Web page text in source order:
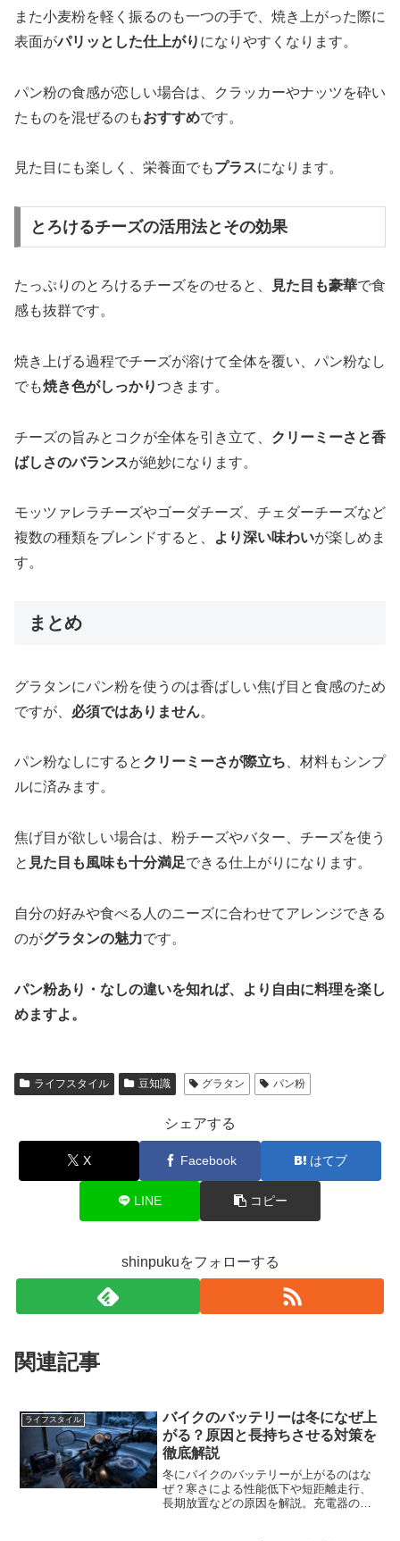
また小麦粉を軽く振るのも一つの手で、焼き上がった際に
表面がパリッとした仕上がり になりやすくなります。
パン粉の食感が恋しい場合は、クラッカーやナッツを砕い
たものを混ぜるのもおすすめです。
見た目にも楽しく、栄養面でもプラスになります。
とろけるチーズの活用法とその効果
たっぷりのとろけるチーズをのせると、 見た目も豪華で食
感も抜群です。
焼き上げる過程でチーズが溶けて全体を覆い、パン粉なし
でも焼き色がしっかりつきます。
チーズの旨みとコクが全体を引き立て、 クリーミーさと香
ばしさのバランスが絶妙になります。
モッツァレラチーズやゴーダチーズ、チェダーチーズなど
複数の種類をブレンドすると、
より深い味わいが楽しめま
す。
まとめ
グラタンにパン粉を使うのは香ばしい焦げ目と食感のため
ですが、 必須ではありません。
パン粉なしにすると クリーミーさが際立ち 、材料もシンプ
ルに済みます。
焦げ目が欲しい場合は、粉チーズやバター、チーズを使う
と 見た目も風味も十分満足できる仕上がりになります。
自分の好みや食べる人のニーズに合わせてアレンジできる
のがグラタンの魅力です。
パン粉あり・なしの違いを知れば、より自由に料理を楽し
めますよ。
ライフスタイル 豆知識 グラタン パン粉
シェアする
X Facebook はてブ
LINE コピー
shinpukuをフォローする
関連記事
ライフスタイル
バイクのバッテリーは冬になぜ上
がる？原因と長持ちさせる対策を
徹底解説
冬にバイクのバッテリーが上がるのはな
ぜ？寒さによる性能低下や短距離走行、
長期放置などの原因を解説。充電器の活